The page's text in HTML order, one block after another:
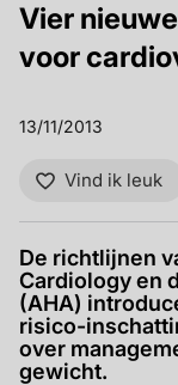
Vier
voor
13/11/2013
Vind ik leuk
De richtlijnen
Cardiology en
(AHA)
risico-
over
gewicht.